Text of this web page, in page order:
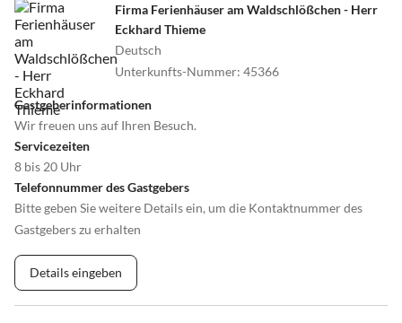
Firma Ferienhäuser am Waldschlößchen - Herr
Eckhard Thieme
Deutsch
Unterkunfts-Nummer: 45366
Gastgeberinformationen
Wir freuen uns auf Ihren Besuch.
Servicezeiten
8 bis 20 Uhr
Telefonnummer des Gastgebers
Bitte geben Sie weitere Details ein, um die Kontaktnummer des
Gastgebers zu erhalten
Details eingeben